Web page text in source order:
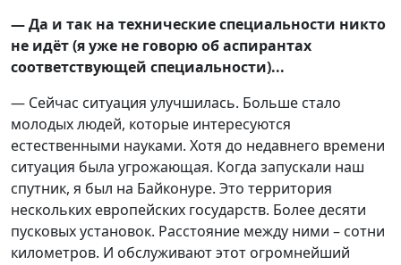
— Да и так на технические специальности никто
не идёт (я уже не говорю об аспирантах
соответствующей специальности)...
— Сейчас ситуация улучшилась. Больше стало
молодых людей, которые интересуются
естественными науками. Хотя до недавнего времени
ситуация была угрожающая. Когда запускали наш
спутник, я был на Байконуре. Это территория
нескольких европейских государств. Более десяти
пусковых установок. Расстояние между ними – сотни
километров. И обслуживают этот огромнейший